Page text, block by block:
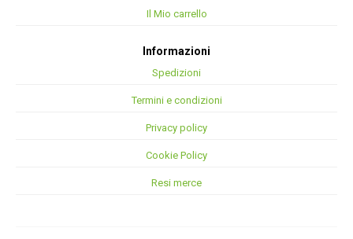
Il Mio carrello
Informazioni
Spedizioni
Termini e condizioni
Privacy policy
Cookie Policy
Resi merce